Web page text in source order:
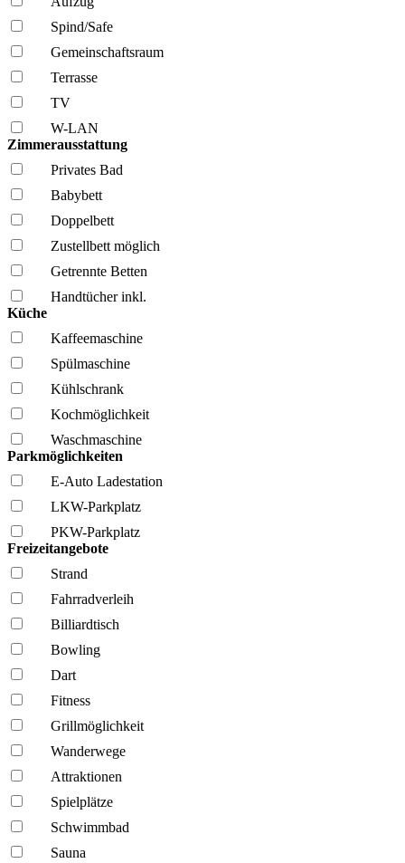
Spind/Safe
Gemeinschafts­raum
Terrasse
TV
W-LAN
Zimmerausstattung
Privates Bad
Babybett
Doppelbett
Zustellbett möglich
Getrennte Betten
Handtücher inkl.
Küche
Kaffee­maschine
Spül­maschine
Kühl­schrank
Kochmöglich­keit
Wasch­maschine
Parkmöglichkeiten
E-Auto Ladestation
LKW-Parkplatz
PKW-Parkplatz
Freizeitangebote
Strand
Fahrrad­verleih
Billiardtisch
Bowling
Dart
Fitness
Grillmöglich­keit
Wanderwege
Attraktionen
Spielplätze
Schwimmbad
Sauna